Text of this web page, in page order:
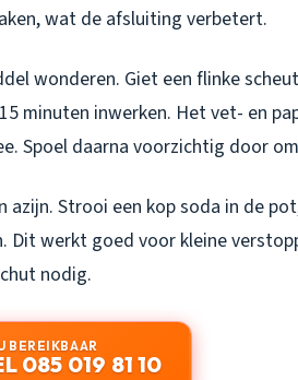
wat de afsluiting verbetert.
wonderen. Giet een flinke
minuten inwerken. Het vet- en
Spoel daarna voorzichtig door
azijn. Strooi een kop soda in de
Dit werkt goed voor kleine
nodig.
BEREIKBAAR
085 019 81 10